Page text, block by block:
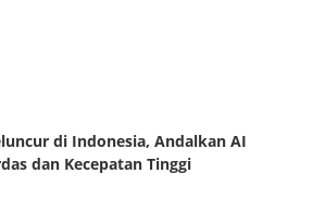
di Indonesia, Andalkan AI
dan Kecepatan Tinggi